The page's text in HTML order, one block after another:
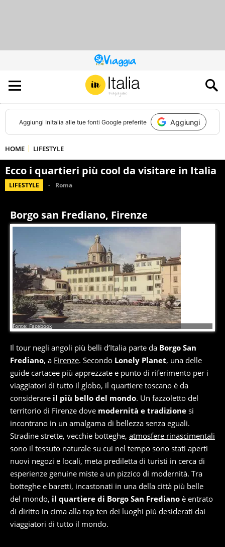
QUESTO
SITO
CONTRIBUISCE
ALL’AUDIENCE
DI
Aggiungi InItalia alle tue fonti Google preferite Aggiungi
HOME LIFESTYLE
Ecco i quartieri più cool da visitare in Italia
LIFESTYLE Roma
Borgo san Frediano, Firenze
Fonte: Facebook
Il tour negli angoli più belli d’Italia parte da Borgo San
Frediano, a Firenze. Secondo Lonely Planet, una delle
guide cartacee più apprezzate e punto di riferimento per i
viaggiatori di tutto il globo, il quartiere toscano è da
considerare il più bello del mondo. Un fazzoletto del
territorio di Firenze dove modernità e tradizione si
incontrano in un amalgama di bellezza senza eguali.
Stradine strette, vecchie botteghe, atmosfere rinascimentali
sono il tessuto naturale su cui nel tempo sono stati aperti
nuovi negozi e locali, meta prediletta di turisti in cerca di
esperienze genuine miste a un pizzico di modernità. Tra
botteghe e baretti, incastonati in una della città più belle
del mondo, il quartiere di Borgo San Frediano è entrato
di diritto in cima alla top ten dei luoghi più desiderati dai
viaggiatori di tutto il mondo.